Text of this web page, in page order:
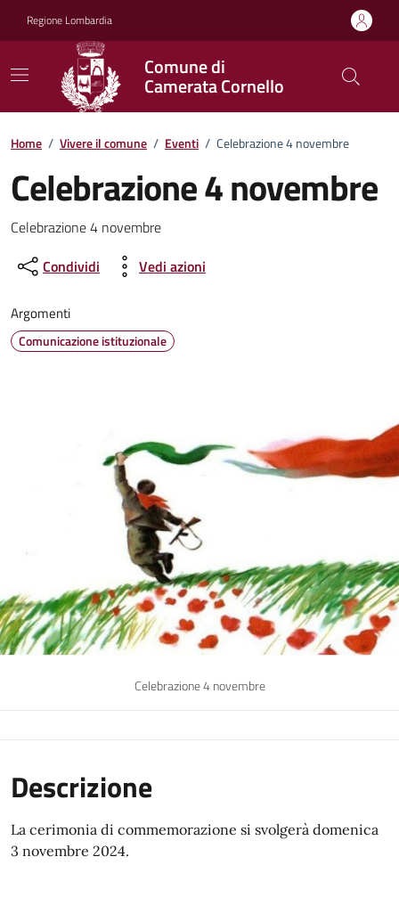
Regione Lombardia
Comune di
Camerata Cornello
Home / Vivere il comune / Eventi / Celebrazione 4 novembre
Celebrazione 4 novembre
Dettagli della notizia
Celebrazione 4 novembre
Condividi
Vedi azioni
Argomenti
Comunicazione istituzionale
Celebrazione 4 novembre
Descrizione
La cerimonia di commemorazione si svolgerà domenica
3 novembre 2024.